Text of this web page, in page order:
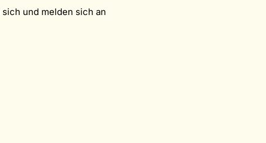
und melden sich an